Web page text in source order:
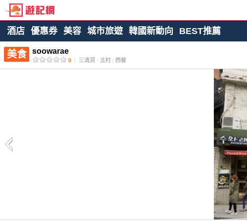
酒店 優惠券 美容 城市旅遊 韓國新動向 BEST推薦
美食 soowarae
0 | 三清洞ㆍ北村 | 西餐